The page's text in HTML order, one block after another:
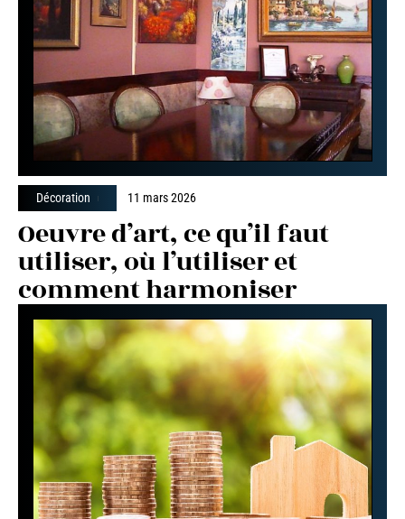
Décoration 11 mars 2026
Oeuvre d’art, ce qu’il faut
utiliser, où l’utiliser et
comment harmoniser